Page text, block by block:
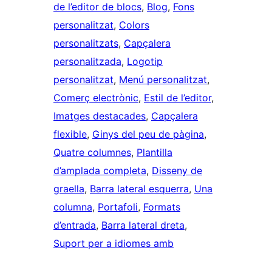
de l’editor de blocs, Blog, Fons
personalitzat, Colors
personalitzats, Capçalera
personalitzada, Logotip
personalitzat, Menú personalitzat
Comerç electrònic, Estil de l’editor
Imatges destacades, Capçalera
flexible, Ginys del peu de pàgina
Quatre columnes, Plantilla
d’amplada completa, Disseny de
graella, Barra lateral esquerra, Una
columna, Portafoli, Formats
d’entrada, Barra lateral dreta
Suport per a idiomes amb